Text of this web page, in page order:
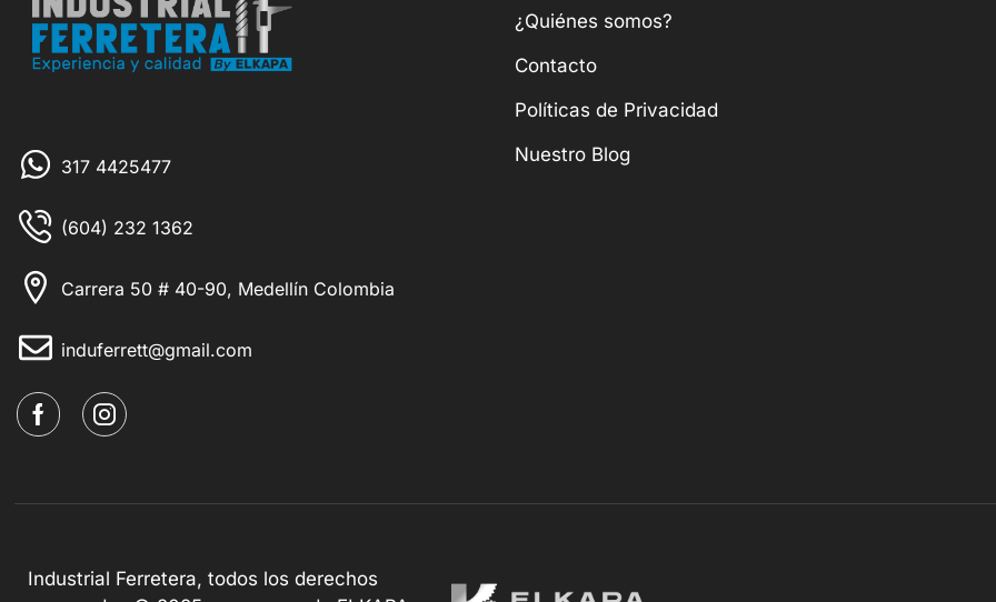
317 4425477
(604) 232 1362
Carrera 50 # 40-90, Medellín Colombia
induferrett@gmail.com
¿Quiénes somos?
Contacto
Políticas de Privacidad
Nuestro Blog
Industrial Ferretera, todos los derechos